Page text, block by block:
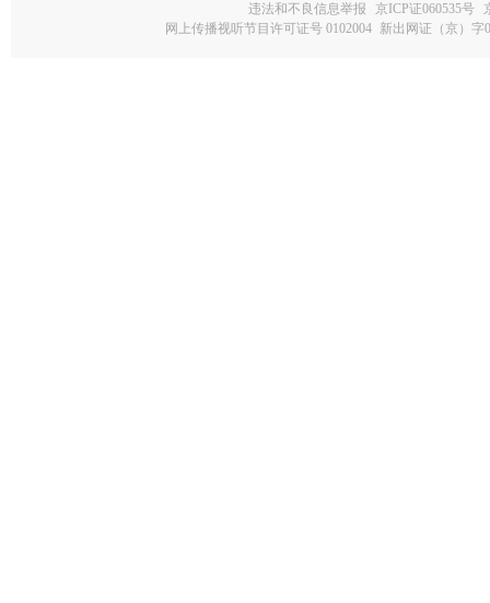
违法和不良信息举报
京ICP证060535号
网上传播视听节目许可证号 0102004 新出网证（京）